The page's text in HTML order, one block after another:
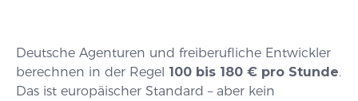
Deutsche Agenturen und freiberufliche Entwickler
berechnen in der Regel 100 bis 180 € pro Stunde.
Das ist europäischer Standard – aber kein